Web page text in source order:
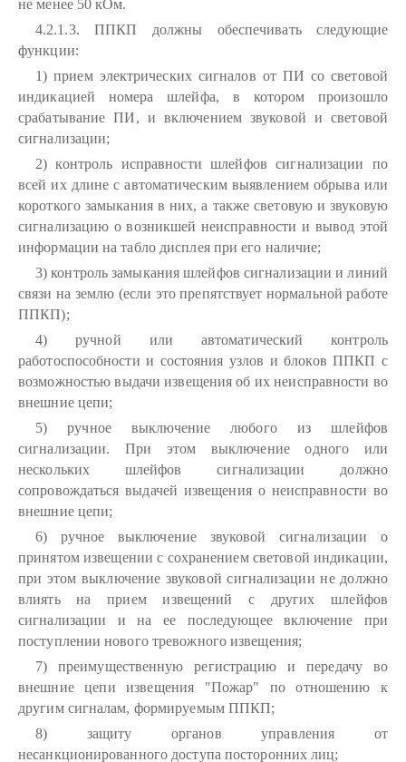
не менее 50 кОм.
4.2.1.3. ППКП должны обеспечивать следующие
функции:
1) прием электрических сигналов от ПИ со световой
индикацией номера шлейфа, в котором произошло
срабатывание ПИ, и включением звуковой и световой
сигнализации;
2) контроль исправности шлейфов сигнализации по
всей их длине с автоматическим выявлением обрыва или
короткого замыкания в них, а также световую и звуковую
сигнализацию о возникшей неисправности и вывод этой
информации на табло дисплея при его наличие;
3) контроль замыкания шлейфов сигнализации и линий
связи на землю (если это препятствует нормальной работе
ППКП);
4) ручной или автоматический контроль
работоспособности и состояния узлов и блоков ППКП с
возможностью выдачи извещения об их неисправности во
внешние цепи;
5) ручное выключение любого из шлейфов
сигнализации. При этом выключение одного или
нескольких шлейфов сигнализации должно
сопровождаться выдачей извещения о неисправности во
внешние цепи;
6) ручное выключение звуковой сигнализации о
принятом извещении с сохранением световой индикации,
при этом выключение звуковой сигнализации не должно
влиять на прием извещений с других шлейфов
сигнализации и на ее последующее включение при
поступлении нового тревожного извещения;
7) преимущественную регистрацию и передачу во
внешние цепи извещения "Пожар" по отношению к
другим сигналам, формируемым ППКП;
8) защиту органов управления от
несанкционированного доступа посторонних лиц;